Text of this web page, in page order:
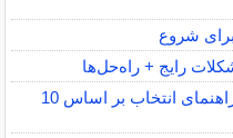
شروع
رایج + راه‌حل‌ها
بهترین شرکت آسانسور کدام است؟ راهنمای انتخاب بر اساس 10